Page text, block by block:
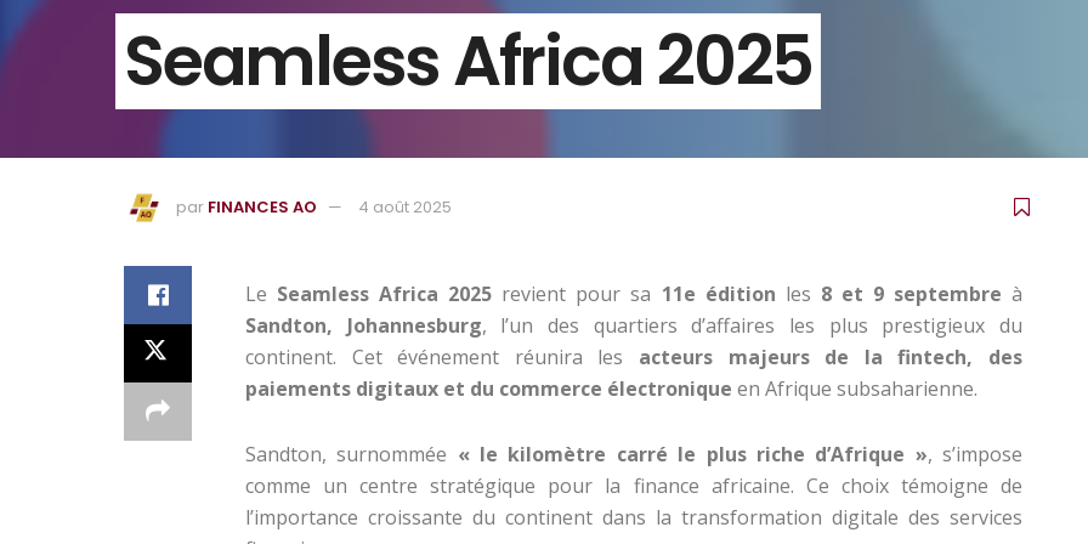
Seamless Africa 2025
par FINANCES AO 4 août 2025
Le Seamless Africa 2025 revient pour sa 11e édition les 8 et 9 septembre à
Sandton, Johannesburg, l’un des quartiers d’affaires les plus prestigieux du
continent. Cet événement réunira les acteurs majeurs de la fintech, des
paiements digitaux et du commerce électronique en Afrique subsaharienne.
Sandton, surnommée « le kilomètre carré le plus riche d’Afrique », s’impose
comme un centre stratégique pour la finance africaine. Ce choix témoigne de
l’importance croissante du continent dans la transformation digitale des services